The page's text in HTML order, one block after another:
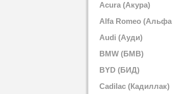
Acura (Акура)
Alfa Romeo (Альфа
Ромео)
Audi (Ауди)
BMW (БМВ)
BYD (БИД)
Cadilac (Кадиллак)